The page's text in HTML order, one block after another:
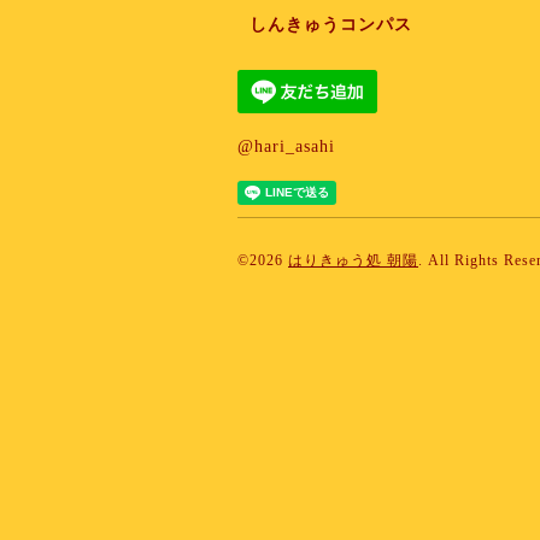
しんきゅうコンパス
@hari_asahi
©2026 はりきゅう処 朝陽. All Rights